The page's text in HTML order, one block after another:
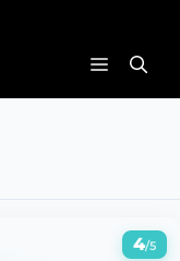
MENU
4/5